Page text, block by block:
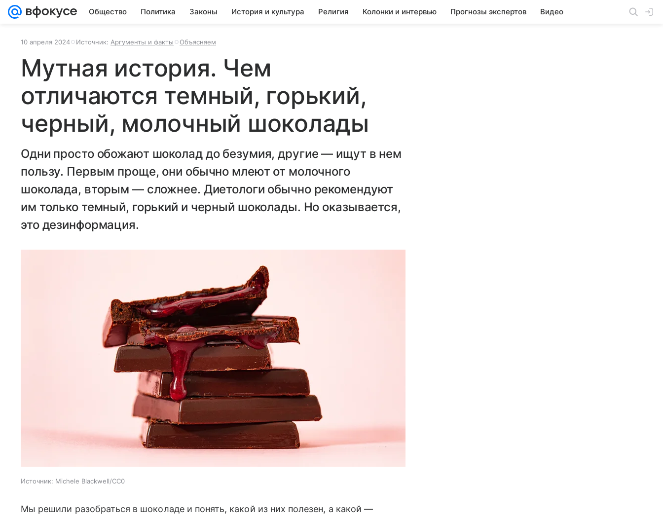
Общество Политика Законы История и культура Религия Колонки и интервью Прогнозы экспертов Видео
10 апреля 2024 Источник: Аргументы и факты Объясняем
Мутная история. Чем
отличаются темный, горький,
черный, молочный шоколады
Одни просто обожают шоколад до безумия, другие — ищут в нем
пользу. Первым проще, они обычно млеют от молочного
шоколада, вторым — сложнее. Диетологи обычно рекомендуют
им только темный, горький и черный шоколады. Но оказывается,
это дезинформация.
Источник: Michele Blackwell/CC0
Мы решили разобраться в шоколаде и понять, какой из них полезен, а какой —